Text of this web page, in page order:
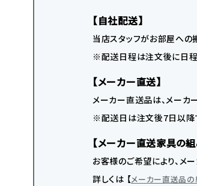
【自社配送】
当店スタッフがお部屋への
※配送日程は注文後に日程
【メーカー直送】
メーカー直送品は、メーカ
※配送日は注文後7日以降
【メーカー直送家具の
お客様のご希望により、メ
詳しくは 【メーカー直送品